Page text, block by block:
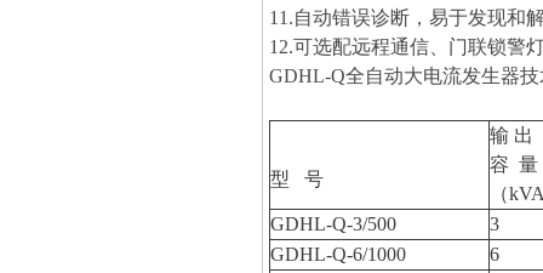
11.自动错误诊断，易于发现和
12.可选配远程通信、门联锁警
GDHL-Q全自动大电流发生器技
型 号
输 出
容 量
（
GDHL-Q-3/500
3
GDHL-Q-6/1000
6